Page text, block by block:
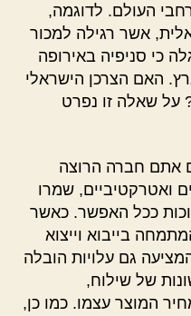
העולם. לדוגמה,
אשר רגילה למכור
כי סניפיה באירופה
האם הצרכן הישראלי
על שאלה זו נפרט
אתם חברה הרוצה
ואטרקטיביים, שמרו
ככל האפשר. כאשר
בייבוא וייצוא
גם עלויות הובלה
של שילוח,
המוצר עצמו. כמו כן,